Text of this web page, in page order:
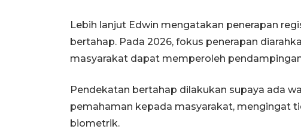
Lebih lanjut Edwin mengatakan penerapan
bertahap. Pada 2026, fokus penerapan
masyarakat dapat memperoleh
Pendekatan bertahap dilakukan supaya ada
pemahaman kepada masyarakat, mengingat
biometrik.